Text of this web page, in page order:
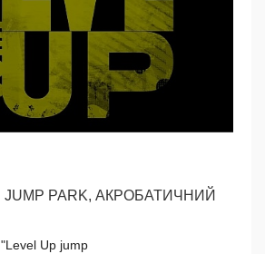
JUMP PARK, АКРОБАТИЧНИЙ
Up jump